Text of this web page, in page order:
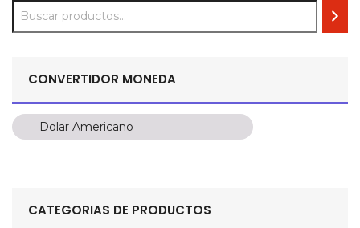
CONVERTIDOR MONEDA
Dolar Americano
Dolar Americano
Pesos Mexicanos
CATEGORIAS DE PRODUCTOS